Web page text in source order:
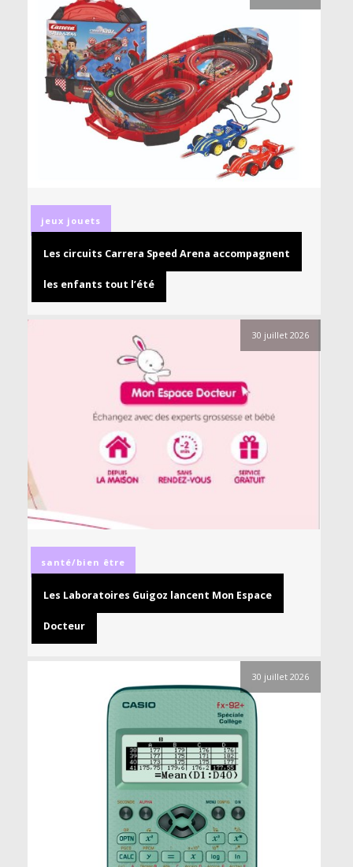
jeux jouets
Les circuits Carrera Speed Arena accompagnent
les enfants tout l’été
30 juillet 2026
santé/bien être
Les Laboratoires Guigoz lancent Mon Espace
Docteur
30 juillet 2026